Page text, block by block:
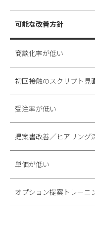
可能な改善方針
商談化率が低い
初回接触のスクリプト見
受注率が低い
提案書改善／ヒアリング
単価が低い
オプション提案トレーニ